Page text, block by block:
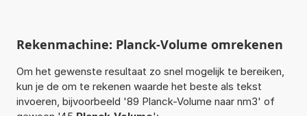
Rekenmachine: Planck-Volume omrekenen
Om het gewenste resultaat zo snel mogelijk te bereiken,
kun je de om te rekenen waarde het beste als tekst
invoeren, bijvoorbeeld '89 Planck-Volume naar nm3' of